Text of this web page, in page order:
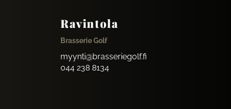
Ravintola
Brasserie Golf
myynti@brasseriegolf.fi
044 238 8134